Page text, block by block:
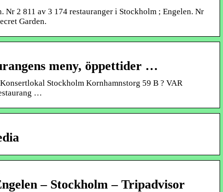
Nr 2 811 av 3 174 restauranger i Stockholm ; Engelen. Nr
Garden.
meny, öppettider …
Stockholm Kornhamnstorg 59 B ? VAR
…
– Stockholm – Tripadvisor